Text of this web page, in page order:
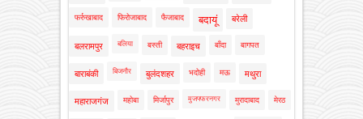
फर्रुखाबाद फिरोजाबाद फैजाबाद बदायूं बरेली
बलरामपुर बलिया बस्ती बहराइच बाँदा बागपत
बाराबंकी बिजनौर बुलंदशहर भदोही मऊ मथुरा
महाराजगंज महोबा मिर्जापुर मुजफ्फरनगर मुरादाबाद मेरठ